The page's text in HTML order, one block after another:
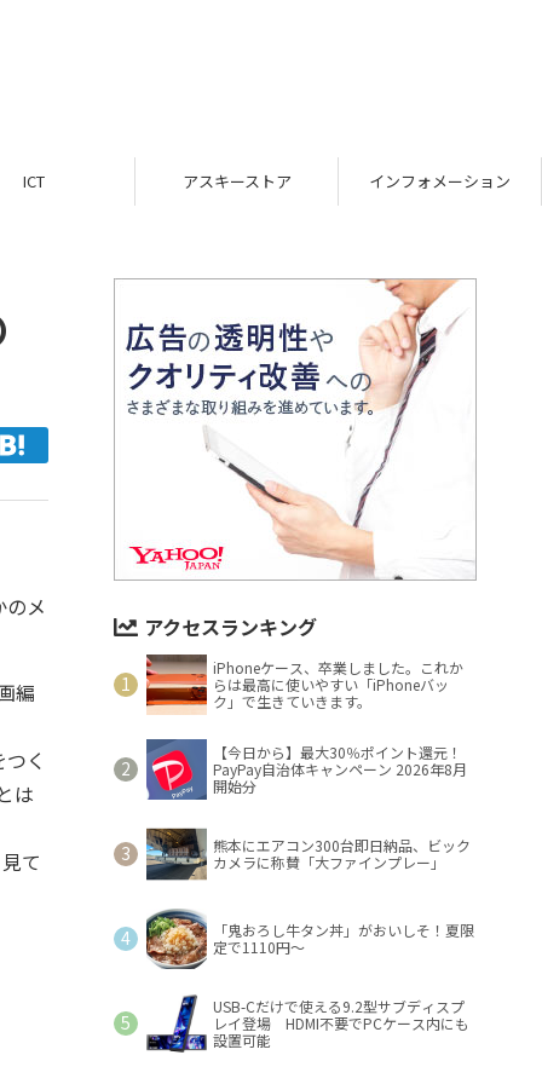
ICT アスキーストア インフォメーション
メ
編
く
は
て
アクセスランキング
iPhoneケース、卒業しました。これか
らは最高に使いやすい「iPhoneバッ
ク」で生きていきます。
【今日から】最大30％ポイント還元！
PayPay自治体キャンペーン 2026年8月
開始分
熊本にエアコン300台即日納品、ビック
カメラに称賛「大ファインプレー」
「鬼おろし牛タン丼」がおいしそ！夏限
定で1110円～
USB-Cだけで使える9.2型サブディスプ
レイ登場 HDMI不要でPCケース内にも
設置可能